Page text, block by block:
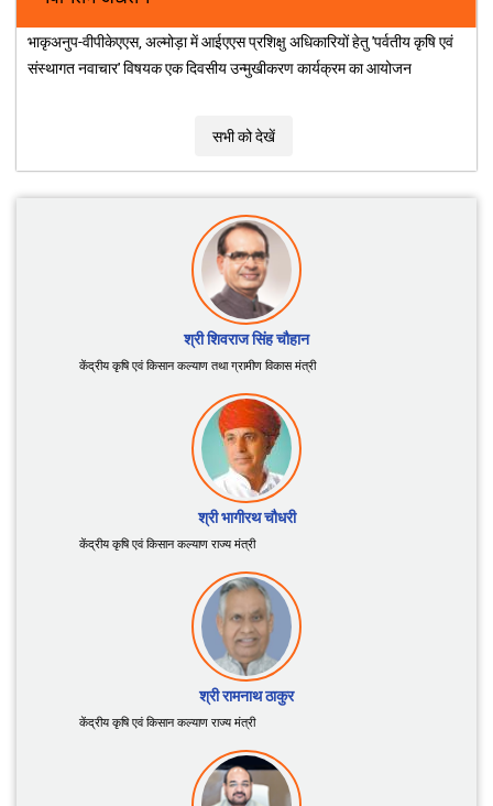
ICAR के संस्थानों द्वारा विकसित जैव-उर्वरकों, जैव-कीटनाशकों
और जैव-उत्तेजकों की सूची
नवीनतम अद्यतन
भाकृअनुप-वीपीकेएएस, अल्मोड़ा में आईएएस प्रशिक्षु अधिकारियों हेतु 'पर्वतीय कृषि एवं
संस्थागत नवाचार' विषयक एक दिवसीय उन्मुखीकरण कार्यक्रम का आयोजन
सभी को देखें
श्री शिवराज सिंह चौहान
केंद्रीय कृषि एवं किसान कल्याण तथा ग्रामीण विकास मंत्री
श्री भागीरथ चौधरी
केंद्रीय कृषि एवं किसान कल्याण राज्य मंत्री